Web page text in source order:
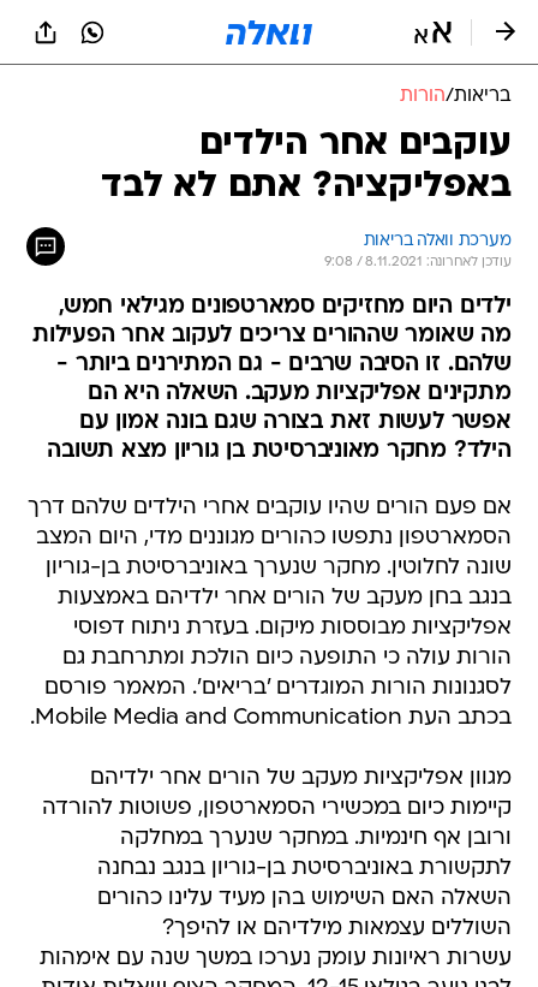
בריאות/הורות
עוקבים אחר הילדים
באפליקציה? אתם לא לבד
מערכת וואלה בריאות
עודכן לאחרונה: 8.11.2021 / 9:08
ילדים היום מחזיקים סמארטפונים מגילאי חמש,
מה שאומר שההורים צריכים לעקוב אחר הפעילות
שלהם. זו הסיבה שרבים - גם המתירנים ביותר -
מתקינים אפליקציות מעקב. השאלה היא הם
אפשר לעשות זאת בצורה שגם בונה אמון עם
הילד? מחקר מאוניברסיטת בן גוריון מצא תשובה
אם פעם הורים שהיו עוקבים אחרי הילדים שלהם דרך
הסמארטפון נתפשו כהורים מגוננים מדי, היום המצב
שונה לחלוטין. מחקר שנערך באוניברסיטת בן-גוריון
בנגב בחן מעקב של הורים אחר ילדיהם באמצעות
אפליקציות מבוססות מיקום. בעזרת ניתוח דפוסי
הורות עולה כי התופעה כיום הולכת ומתרחבת גם
לסגנונות הורות המוגדרים 'בריאים'. המאמר פורסם
בכתב העת Mobile Media and Communication.
מגוון אפליקציות מעקב של הורים אחר ילדיהם
קיימות כיום במכשירי הסמארטפון, פשוטות להורדה
ורובן אף חינמיות. במחקר שנערך במחלקה
לתקשורת באוניברסיטת בן-גוריון בנגב נבחנה
השאלה האם השימוש בהן מעיד עלינו כהורים
השוללים עצמאות מילדיהם או להיפך?
עשרות ראיונות עומק נערכו במשך שנה עם אימהות